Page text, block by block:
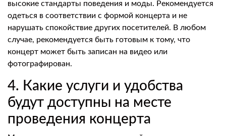
высокие стандарты поведения и моды. Рекомендуется
одеться в соответствии с формой концерта и не
нарушать спокойствие других посетителей. В любом
случае, рекомендуется быть готовым к тому, что
концерт может быть записан на видео или
фотографирован.
4. Какие услуги и удобства
будут доступны на месте
проведения концерта